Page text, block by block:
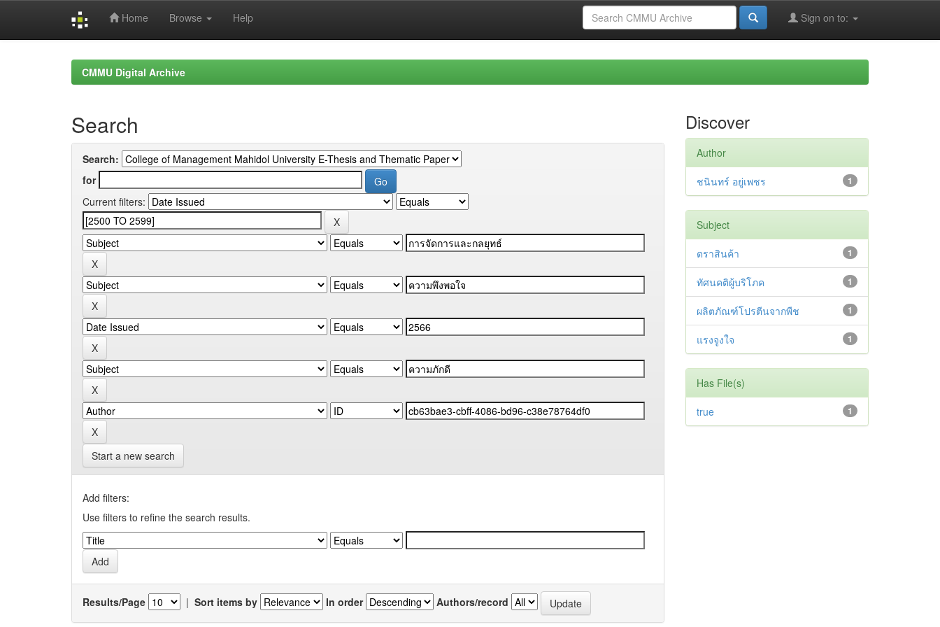
Home Browse Help Sign on to:
CMMU Digital Archive
Search
Search:
for
Current filters:
Start a new search
Add filters:
Use filters to refine the search results.
Results/Page | Sort items by In order Authors/record
Discover
Author
1
ชนินทร์ อยู่เพชร
Subject
1
ตราสินค้า
1
ทัศนคติผู้บริโภค
1
ผลิตภัณฑ์โปรตีนจากพืช
1
แรงจูงใจ
Has File(s)
1
true